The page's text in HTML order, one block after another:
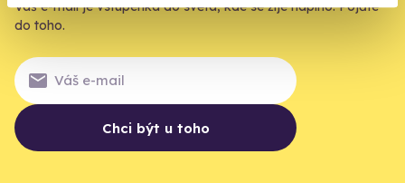
Váš e-mail je vstupenka do světa, kde se žije naplno. Pojďte
do toho.
Chci být u toho